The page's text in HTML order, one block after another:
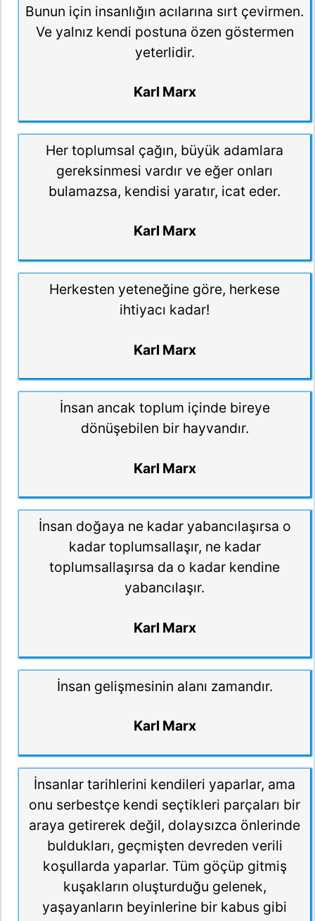
Bunun için insanlığın acılarına sırt çevirmen.
Ve yalnız kendi postuna özen göstermen
yeterlidir.
Karl Marx
Her toplumsal çağın, büyük adamlara
gereksinmesi vardır ve eğer onları
bulamazsa, kendisi yaratır, icat eder.
Karl Marx
Herkesten yeteneğine göre, herkese
ihtiyacı kadar!
Karl Marx
İnsan ancak toplum içinde bireye
dönüşebilen bir hayvandır.
Karl Marx
İnsan doğaya ne kadar yabancılaşırsa o
kadar toplumsallaşır, ne kadar
toplumsallaşırsa da o kadar kendine
yabancılaşır.
Karl Marx
İnsan gelişmesinin alanı zamandır.
Karl Marx
İnsanlar tarihlerini kendileri yaparlar, ama
onu serbestçe kendi seçtikleri parçaları bir
araya getirerek değil, dolaysızca önlerinde
buldukları, geçmişten devreden verili
koşullarda yaparlar. Tüm göçüp gitmiş
kuşakların oluşturduğu gelenek,
yaşayanların beyinlerine bir kabus gibi